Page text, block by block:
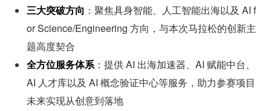
三大突破方向 ：聚焦具身智能、人工智能出海以及 AI f
or Science/Engineering 方向，与本次马拉松的创新主
题高度契合
全方位服务体系：提供 AI 出海加速器、AI 赋能中台、
AI 人才库以及 AI 概念验证中心等服务，助力参赛项目
未来实现从创意到落地